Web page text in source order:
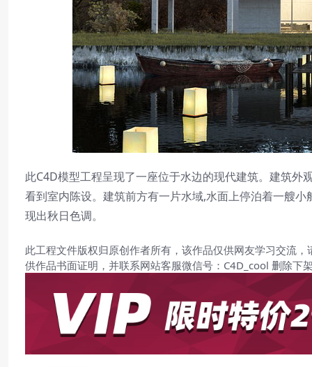
此C4D模型工程呈现了一座位于水边的现代建筑。建筑
看到室内陈设。建筑前方有一片水域,水面上停泊着一艘
现出秋日色调。
此工程文件版权归原创作者所有，该作品仅供网友学习交流
供作品书面证明，并联系网站客服微信号：C4D_cool 删除下